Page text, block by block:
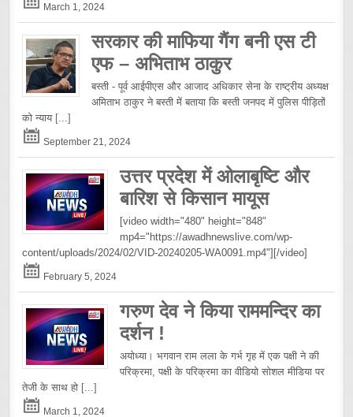
March 1, 2024
सरकार की माफिया गैंग बनी एस टी
एफ – अभिताभ ठाकुर
बस्ती - पूर्व आईपीएस और आजाद अधिकार सेना के राष्ट्रीय अध्यक्ष
अमिताभ ठाकुर ने बस्ती में बताया कि बस्ती जनपद में पुलिस पीड़ितों
को न्याय [...]
September 21, 2024
उत्तर प्रदेश में ओलाबृष्टि और
बारिश से किसान मायूस
[video width="480" height="848"
mp4="https://awadhnewslive.com/wp-
content/uploads/2024/02/VID-20240205-WA0091.mp4"][/video]
February 5, 2024
गरुण देव ने किया राममन्दिर का
दर्शन !
अयोध्या। भगवान राम लला के गर्भ गृह में एक पक्षी ने की
परिक्रमा, पक्षी के परिक्रमा का वीडियो सोशल मीडिया पर
तेजी के साथ हो [...]
March 1, 2024